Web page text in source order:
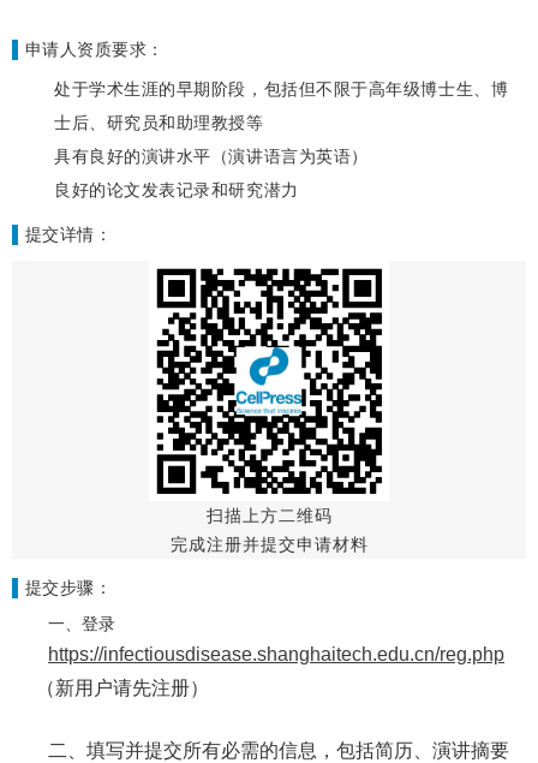
申请人资质要求：
处于学术生涯的早期阶段，包括但不限于高年级博士生、博
士后、研究员和助理教授等
具有良好的演讲水平（演讲语言为英语）
良好的论文发表记录和研究潜力
提交详情：
扫描上方二维码
完成注册并提交申请材料
提交步骤：
一、登录
https://infectiousdisease.shanghaitech.edu.cn/reg.php
（新用户请先注册）
二、填写并提交所有必需的信息，包括简历、演讲摘要